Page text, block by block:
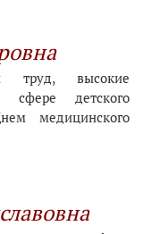
труд, высокие
сфере детского
медицинского